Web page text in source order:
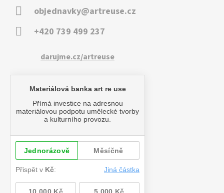
objednavky@artreuse.cz
+420 739 499 237
darujme.cz/artreuse